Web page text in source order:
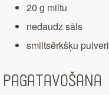
20 g miltu
nedaudz sāls
smiltsērkšķu
Pagatavošana